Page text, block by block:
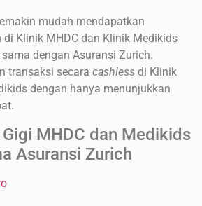
mudah mendapatkan
di Klinik MHDC dan Klinik Medikids
dengan Asuransi Zurich.
transaksi secara cashless di Klinik
dengan hanya menunjukkan
MHDC dan Medikids
Asuransi Zurich